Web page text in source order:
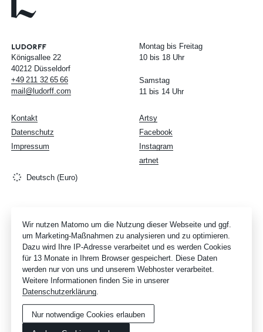
Königsallee 22
40212 Düsseldorf
+49 211 32 65 66
mail@ludorff.com
Montag bis Freitag
10 bis 18 Uhr
Samstag
11 bis 14 Uhr
Artsy
Facebook
Instagram
artnet
Kontakt
Datenschutz
Impressum
Deutsch (Euro)
Wir nutzen Matomo um die Nutzung dieser Webseite und ggf.
um Marketing-Maßnahmen zu analysieren und zu optimieren.
Dazu wird Ihre IP-Adresse verarbeitet und es werden Cookies
für 13 Monate in Ihrem Browser gespeichert. Diese Daten
werden nur von uns und unserem Webhoster verarbeitet.
Weitere Informationen finden Sie in unserer
Datenschutzerklärung
Nur notwendige Cookies erlauben